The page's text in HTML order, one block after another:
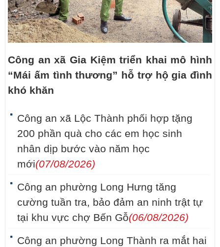
Công an xã Gia Kiệm triển khai mô hình
“Mái ấm tình thương” hỗ trợ hộ gia đình
khó khăn
Công an xã Lộc Thành phối hợp tặng
200 phần quà cho các em học sinh
nhân dịp bước vào năm học
mới(07/08/2026)
Công an phường Long Hưng tăng
cường tuần tra, bảo đảm an ninh trật tự
tại khu vực chợ Bến Gỗ(06/08/2026)
Công an phường Long Thành ra mắt hai